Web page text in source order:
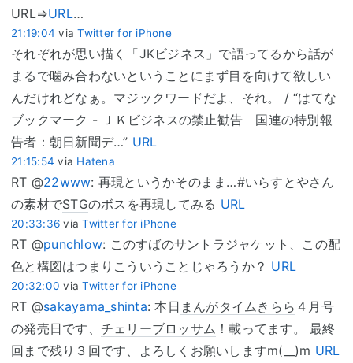
URL⇒URL…
21:19:04 viaTwitter for iPhone
それぞれが思い描く「JKビジネス」で語ってるから話が
まるで噛み合わないということにまず目を向けて欲しい
んだけれどなぁ。 マジックワードだよ、それ。 / “はてな
ブックマーク - ＪＫビジネスの禁止勧告 国連の特別報
告者： 朝日新聞デ…” URL
21:15:54 via Hatena
RT @22www: 再現というかそのまま…#いらすとやさん
の素材でSTGのボスを再現してみる URL
20:33:36 viaTwitter for iPhone
RT @punchlow: このすばのサントラジャケット、この配
色と構図はつまりこういうことじゃろうか？ URL
20:32:00 viaTwitter for iPhone
RT @sakayama_shinta: 本日 まんがタイムきらら ４月号
の発売日です、 チェリーブロッサム ！載ってます。 最終
回まで残り３回です、よろしくお願いしますm(__)m URL